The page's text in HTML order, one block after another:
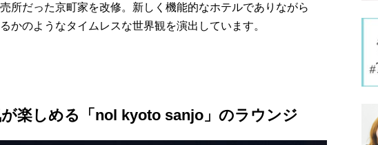
所だった京町家を改修。新しく機能的なホテルでありながら
かのようなタイムレスな世界観を演出しています。
楽しめる「nol kyoto sanjo」のラウンジ